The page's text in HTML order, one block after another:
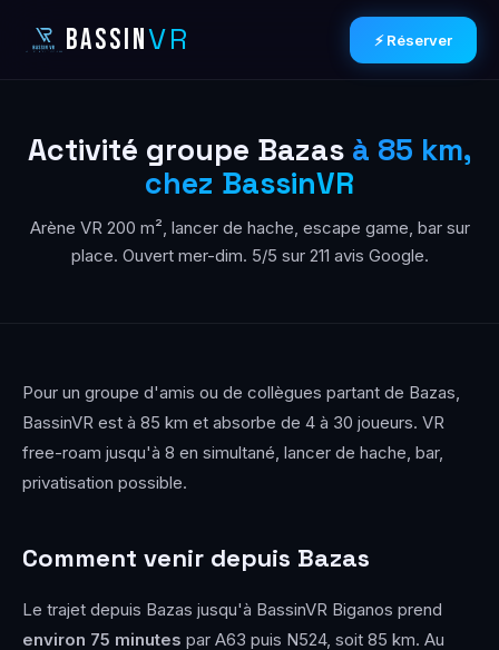
BASSINVR ⚡ Réserver
Activité groupe Bazas à 85 km,
chez BassinVR
Arène VR 200 m², lancer de hache, escape game, bar sur
place. Ouvert mer-dim. 5/5 sur 211 avis Google.
Pour un groupe d'amis ou de collègues partant de Bazas,
BassinVR est à 85 km et absorbe de 4 à 30 joueurs. VR
free-roam jusqu'à 8 en simultané, lancer de hache, bar,
privatisation possible.
Comment venir depuis Bazas
Le trajet depuis Bazas jusqu'à BassinVR Biganos prend
environ 75 minutes par A63 puis N524, soit 85 km. Au